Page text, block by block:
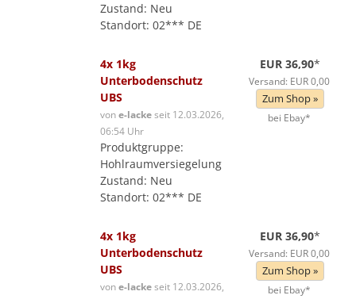
Zustand: Neu
Standort: 02*** DE
4x 1kg
Unterbodenschutz
UBS
vone-lackeseit 12.03.2026,
06:54 Uhr
Produktgruppe:
Hohlraumversiegelung
Zustand: Neu
Standort: 02*** DE
EUR 36,90*
Versand: EUR 0,00
Zum Shop »
bei Ebay*
4x 1kg
Unterbodenschutz
UBS
vone-lackeseit 12.03.2026,
EUR 36,90*
Versand: EUR 0,00
Zum Shop »
bei Ebay*